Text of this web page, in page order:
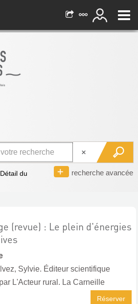
recherche avancée
Détail du
(revue) : Le plein d'énergies
Sylvie. Éditeur scientifique
L'Acteur rural. La Carneille
Réserver